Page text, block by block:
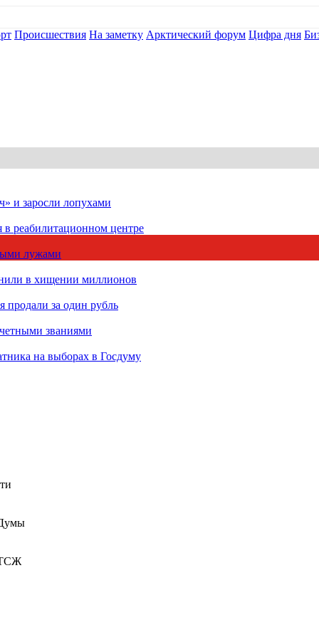
Происшествия На заметку Арктический форум Цифра дня
и заросли лопухами
реабилитационном центре
лужами
в хищении миллионов
продали за один рубль
званиями
на выборах в Госдуму
ТСЖ